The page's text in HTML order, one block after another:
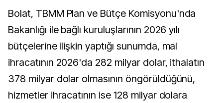
Bolat, TBMM Plan ve Bütçe Komisyonu'nda
Bakanlığı ile bağlı kuruluşlarının 2026 yılı
bütçelerine ilişkin yaptığı sunumda, mal
ihracatının 2026'da 282 milyar dolar, ithalatın
378 milyar dolar olmasının öngörüldüğünü,
hizmetler ihracatının ise 128 milyar dolara